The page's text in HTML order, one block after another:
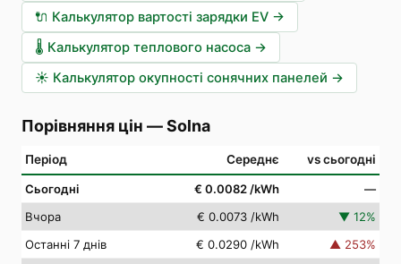
🔌 Калькулятор вартості зарядки EV →
🌡️ Калькулятор теплового насоса →
☀️ Калькулятор окупності сонячних панелей →
Порівняння цін —Solna
Період Середнє vs сьогодні
Сьогодні € 0.0082 /kWh
—
Вчора
€ 0.0073 /kWh ▼ 12%
Останні 7 днів
€ 0.0290 /kWh ▲ 253%